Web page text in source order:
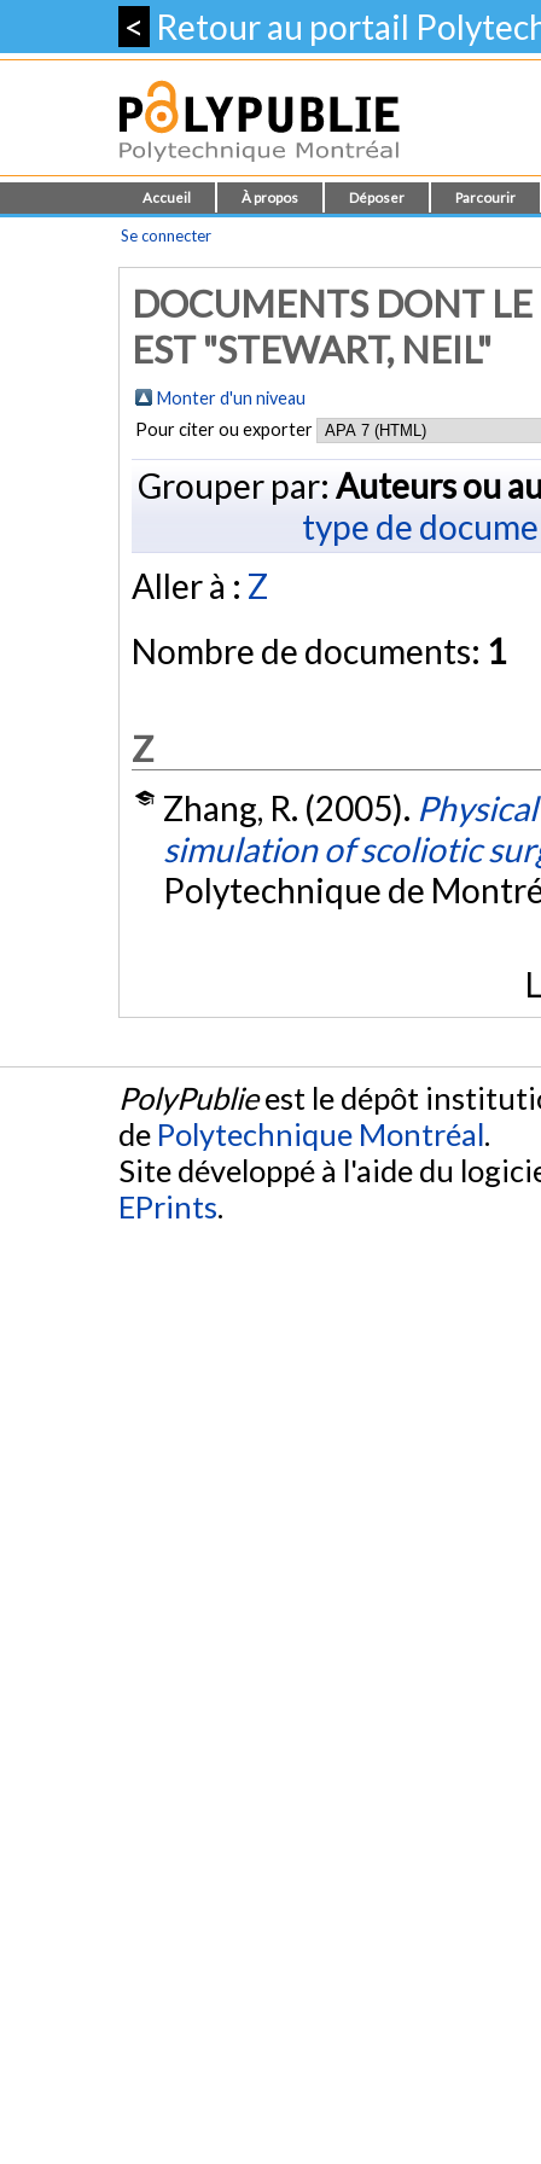
< Retour au portail
Accueil À propos Déposer Parcourir
Se connecter
DOCUMENTS DONT
EST "STEWART, NEIL"
Monter d'un niveau
Pour citer ou exporter
Grouper par: Auteurs ou
type de
Aller à : Z
Nombre de documents: 1
Z
Zhang, R. (2005).
simulation of scoliotic
Polytechnique de
PolyPublieest le dépôt
de Polytechnique Montréal.
Site développé à l'aide du
EPrints.